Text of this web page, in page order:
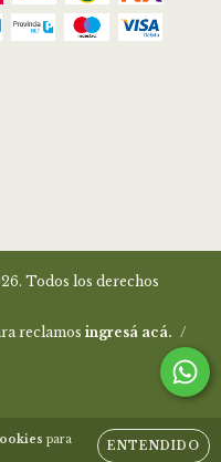
para
ENTENDIDO
Todos los derechos
reclamos ingresá acá. /